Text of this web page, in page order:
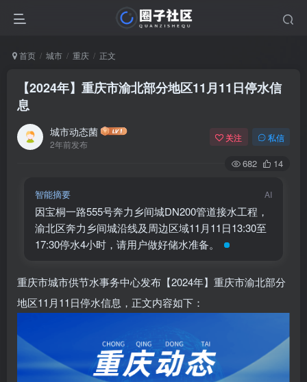
首页 城市 重庆 正文
【2024年】重庆市渝北部分地区11月11日停水信
息
城市动态菌
2年前发布
关注 私信
682 14
智能摘要 AI
因宝桐一路555号奔力乡间城DN200管道接水工程，
渝北区奔力乡间城沿线及周边区域11月11日13:30至
17:30停水4小时，请用户做好储水准备。
重庆市城市供节水事务中心发布【2024年】重庆市渝北部分
地区11月11日停水信息，正文内容如下：